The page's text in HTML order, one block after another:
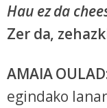
Hau ez da
Zer da,
AMAIA
egindako